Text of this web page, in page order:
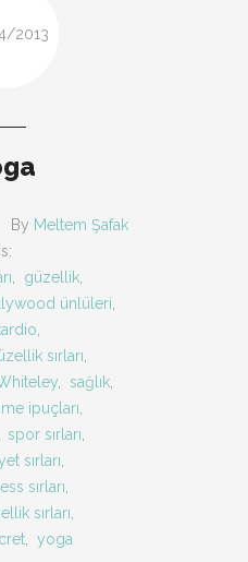
2013
By Meltem Şafak
güzellik
ünlüleri
sırları
sağlık
ipuçları
spor sırları
sırları
sırları
sırları
yoga